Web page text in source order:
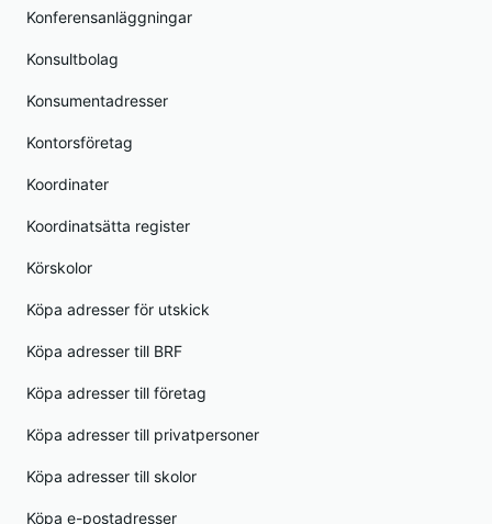
Konferensanläggningar
Konsultbolag
Konsumentadresser
Kontorsföretag
Koordinater
Koordinatsätta register
Körskolor
Köpa adresser för utskick
Köpa adresser till BRF
Köpa adresser till företag
Köpa adresser till privatpersoner
Köpa adresser till skolor
Köpa e-postadresser